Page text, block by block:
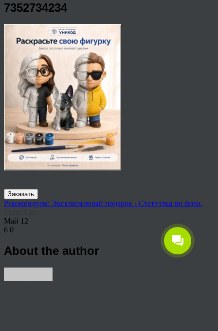
7352734234
Заказать
Рекомендуем: Эксклюзивный подарок - Статуэтка по фото.
Май 12
6 0
About the author